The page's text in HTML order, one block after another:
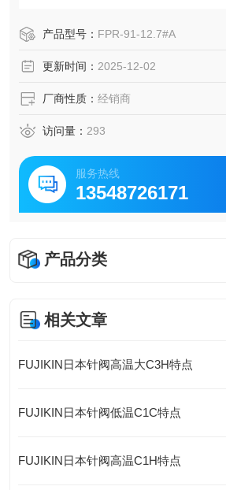
舶、航空航天等对空间要求苛刻的区域
契合多种流体控制环境的使用要求。
产品型号： FPR-91-12.7#A
更新时间： 2025-12-02
厂商性质： 经销商
访问量： 293
服务热线
13548726171
产品分类
相关文章
FUJIKIN日本针阀高温大C3H特点
FUJIKIN日本针阀低温C1C特点
FUJIKIN日本针阀高温C1H特点